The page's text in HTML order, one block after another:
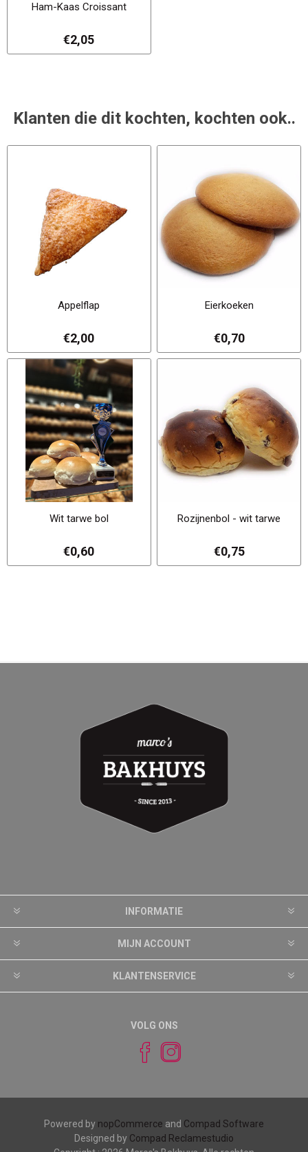
Ham-Kaas Croissant
€2,05
Klanten die dit kochten, kochten ook..
Appelflap
€2,00
Eierkoeken
€0,70
Wit tarwe bol
€0,60
Rozijnenbol - wit tarwe
€0,75
INFORMATIE
MIJN ACCOUNT
KLANTENSERVICE
VOLG ONS
Powered by nopCommerce and Compad Software
Designed by Compad Reclamestudio